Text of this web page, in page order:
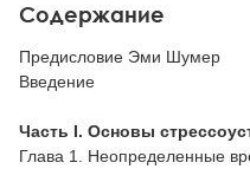
Содержание
Предисловие Эми Шумер
Введение
Часть I. Основы
Глава 1. Неопределенные